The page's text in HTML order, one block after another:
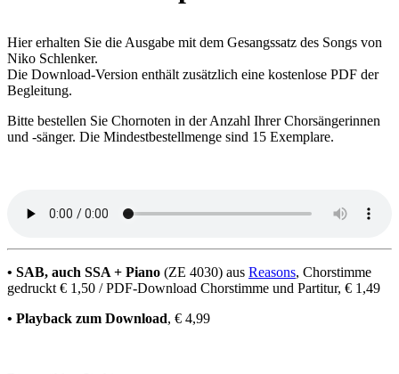
Hier erhalten Sie die Ausgabe mit dem Gesangssatz des Songs von
Niko Schlenker.
Die Download-Version enthält zusätzlich eine kostenlose PDF der
Begleitung.
Bitte bestellen Sie Chornoten in der Anzahl Ihrer Chorsängerinnen
und -sänger. Die Mindestbestellmenge sind 15 Exemplare.
• SAB, auch SSA + Piano (ZE 4030) aus Reasons, Chorstimme
gedruckt € 1,50 / PDF-Download Chorstimme und Partitur, € 1,49
• Playback zum Download, € 4,99